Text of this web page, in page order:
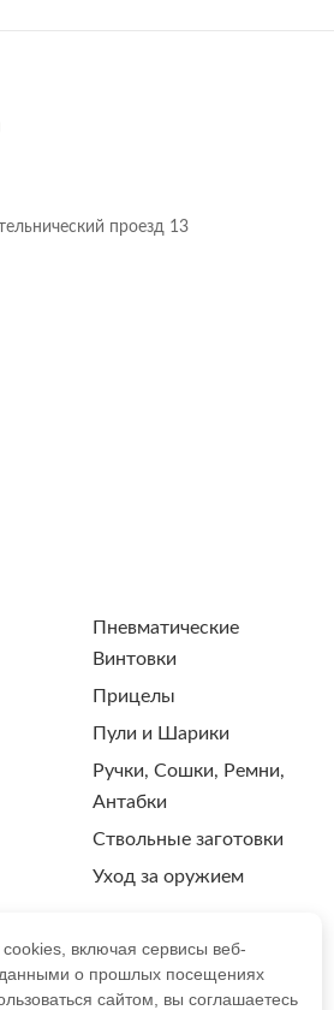
проезд 13
Пневматические
Винтовки
Прицелы
Пули и Шарики
Ручки, Сошки, Ремни,
Антабки
Ствольные заготовки
Уход за оружием
КОНФИДЕНЦИАЛЬНОСТИ
включая сервисы веб-
о прошлых посещениях
сайтом, вы соглашаетесь